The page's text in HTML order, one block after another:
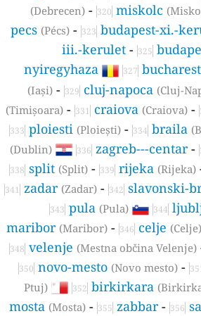
(Debrecen) -320 miskolc
pecs(Pécs) -323 budapest-xi.-
iii.-kerulet -325
nyiregyhaza 327
(Iași) -329 cluj-napoca(Cluj-
(Timișoara) -331 craiova(Craiova)
333 ploiesti(Ploiești) -334 braila
(Dublin) 336 zagreb---centar
338 split(Split) -339 rijeka(Rijeka)
341 zadar(Zadar) -342 slavonski-
343 pula(Pula) 344
maribor(Maribor) -346 celje(Celje)
348 velenje(Mestna občina Velenje)
350 novo-mesto(Novo mesto) -
Ptuj)
352 birkirkara
mosta(Mosta) -355 zabbar-356